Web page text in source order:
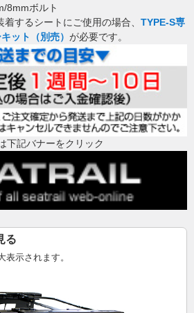
8mmボルト
するシートにご使用の場合、 TYPE-S専
ット（別売） が必要です。
下記バナーをクリック
る
表示されます。